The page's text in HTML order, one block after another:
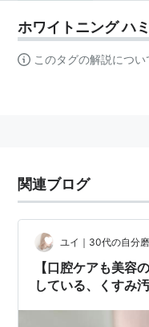
ホワイトニング ハ
このタグの解説につい
関連ブログ
ユイ｜30代の自分
【口腔ケアも美容
している、くすみ